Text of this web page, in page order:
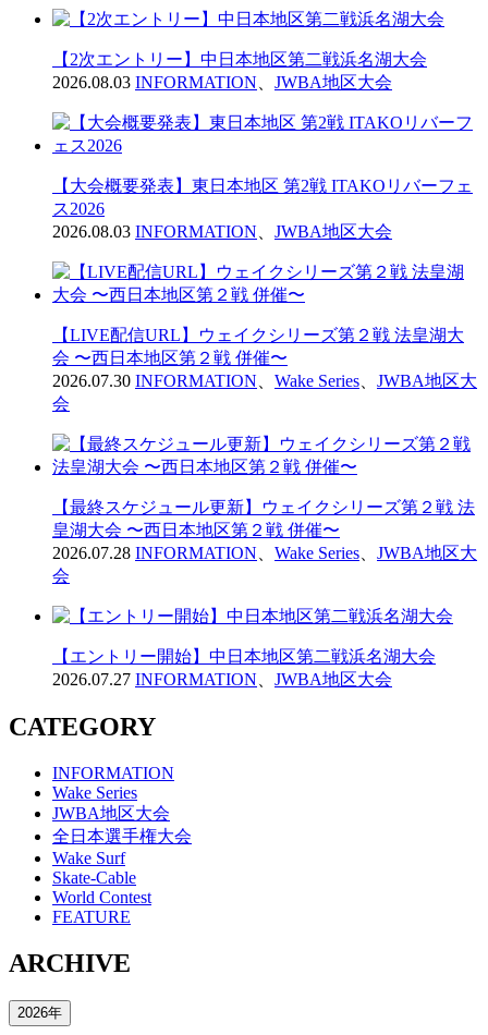
【2次エントリー】中日本地区第二戦浜名湖大会
2026.08.03 INFORMATION JWBA地区大会
【大会概要発表】東日本地区 第2戦 ITAKOリバーフェ
ス2026
2026.08.03 INFORMATION JWBA地区大会
【LIVE配信URL】ウェイクシリーズ第２戦 法皇湖大
会 〜西日本地区第２戦 併催〜
2026.07.30 INFORMATION Wake Series
JWBA地区大
会
【最終スケジュール更新】ウェイクシリーズ第２戦 法
皇湖大会 〜西日本地区第２戦 併催〜
2026.07.28 INFORMATION Wake Series
JWBA地区大
会
【エントリー開始】中日本地区第二戦浜名湖大会
2026.07.27 INFORMATION JWBA地区大会
CATEGORY
INFORMATION
Wake Series
JWBA地区大会
全日本選手権大会
Wake Surf
Skate-Cable
World Contest
FEATURE
ARCHIVE
2026年